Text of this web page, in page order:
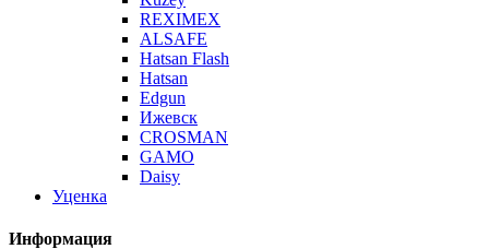
REXIMEX
ALSAFE
Hatsan Flash
Hatsan
Edgun
Ижевск
CROSMAN
GAMO
Daisy
Уценка
Информация